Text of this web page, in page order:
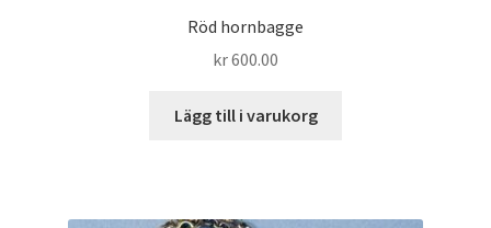
Röd hornbagge
kr600.00
Lägg till i varukorg